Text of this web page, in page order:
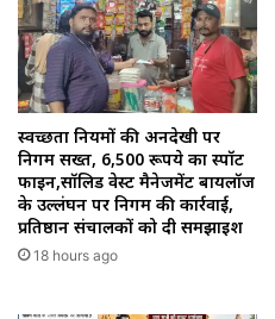
स्वच्छता नियमों की अनदेखी पर
निगम सख्त, 6,500 रूपये का स्पॉट
फाइन,सॉलिड वेस्ट मैनेजमेंट बायलॉज
के उल्लंघन पर निगम की कार्रवाई,
प्रतिष्ठान संचालकों को दी समझाइश
18 hours ago